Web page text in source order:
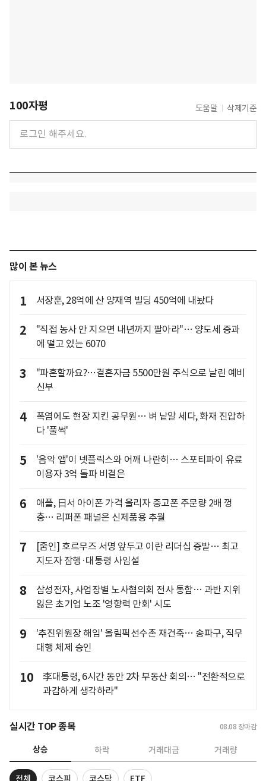
100자평 도움말 삭제기준
많이 본 뉴스
1 서장훈, 28억에 산 양재역 빌딩 450억에 내놨다
2
"직접 농사 안 지으면 내년까지 팔아라"… 양도세 중과
에 떨고 있는 6070
3
"파혼할까요?…결혼자금 5500만원 주식으로 날린 예비
신부
4
폭염에도 현장 지킨 공무원… 벼 낱알 세다, 화재 진압하
다 '풀썩'
5
'음악 앱'이 넷플릭스와 어깨 나란히… 스포티파이 유료
이용자 3억 돌파 비결은
6
애플, 日서 아이폰 가격 올리자 중고폰 주문량 2배 껑
충… 리퍼폰 패널은 신제품용 추월
7
[줌인] 호르무즈 서명 앞두고 이란 리더십 증발… 최고
지도자 잠행·대통령 사임설
8
삼성전자, 사업장별 노사협의회 전사 통합… 과반 지위
잃은 초기업 노조 '영향력 만회' 시도
9
'추진위원장 해임' 올림픽선수촌 재건축… 송파구, 직무
대행 체제 승인
10
李대통령, 6시간 동안 2차 부동산 회의… "전환적으로
과감하게 생각하라"
실시간 TOP 종목 08.08 장마감
상승 하락 거래대금 거래량
전체 코스피 코스닥 ETF